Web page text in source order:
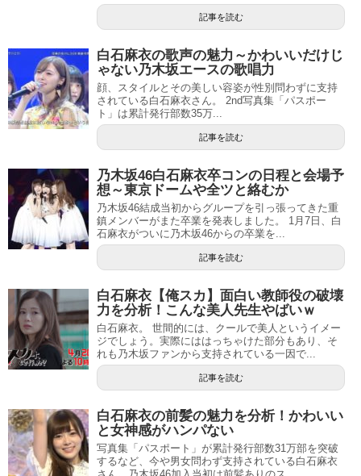
記事を読む
白石麻衣の歌声の魅力～かわいいだけじ
ゃない乃木坂エースの歌唱力
顔、スタイルとその美しい容姿が性別問わずに支持
されている白石麻衣さん。 2nd写真集「パスポー
ト」は累計発行部数35万...
記事を読む
乃木坂46白石麻衣卒コンの日程と会場予
想～東京ドームや全ツと絡むか
乃木坂46結成当初からグループを引っ張ってきた重
鎮メンバーがまた卒業を発表しました。 1月7日、白
石麻衣がついに乃木坂46からの卒業を...
記事を読む
白石麻衣【俺スカ】面白い教師役の破壊
力を分析！こんな美人先生やばいｗ
白石麻衣。 世間的には、クールで美人というイメー
ジでしょう。実際にははっちゃけた部分もあり、そ
れも乃木坂ファンから支持されている一因で...
記事を読む
白石麻衣の前髪の魅力を分析！かわいい
と女神感がハンパない
写真集「パスポート」が累計発行部数31万部を突破
するなど、今や男女問わず支持されている白石麻衣